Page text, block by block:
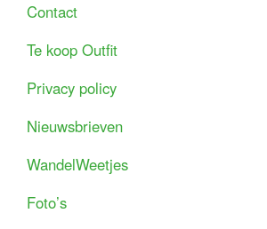
Contact
Te koop Outfit
Privacy policy
Nieuwsbrieven
WandelWeetjes
Foto’s